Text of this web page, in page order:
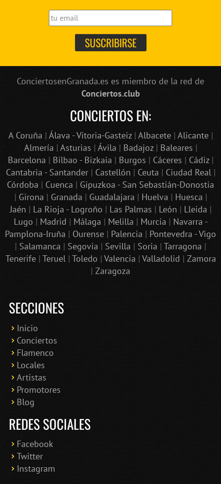
ConciertosenGranada.es es miembro de la red de
Conciertos.club
CONCIERTOS EN:
A Coruña | Álava - Vitoria-Gasteiz| Albacete| Alicante|
Almería | Asturias | Ávila | Badajoz| Baleares |
Barcelona | Bilbao - Bizkaia | Burgos | Cáceres | Cádiz|
Cantabria - Santander| Castellón | Ceuta | Ciudad Real|
Córdoba | Cuenca | Gipuzkoa - San Sebastián-Donostia
| Girona | Granada | Guadalajara | Huelva | Huesca |
Jaén | La Rioja - Logroño | Las Palmas | León | Lleida |
Lugo | Madrid | Málaga | Melilla | Murcia | Navarra -
Pamplona-Iruña | Ourense | Palencia | Pontevedra - Vigo
| Salamanca | Segovia | Sevilla | Soria | Tarragona |
Tenerife| Teruel| Toledo | Valencia | Valladolid | Zamora
| Zaragoza
SECCIONES
Inicio
Conciertos
Flamenco
Locales
Artistas
Promotores
Blog
REDES SOCIALES
Facebook
Twitter
Instagram